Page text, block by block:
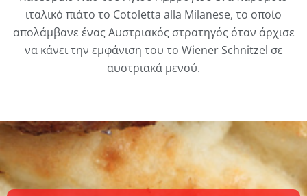
ιταλικό πιάτο το Cotoletta alla Milanese, το οποίο
απολάμβανε ένας Αυστριακός στρατηγός όταν άρχισε
να κάνει την εμφάνιση του το Wiener Schnitzel σε
αυστριακά μενού.